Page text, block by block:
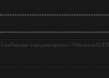
Сообщение отредактировал OldschoolALEX